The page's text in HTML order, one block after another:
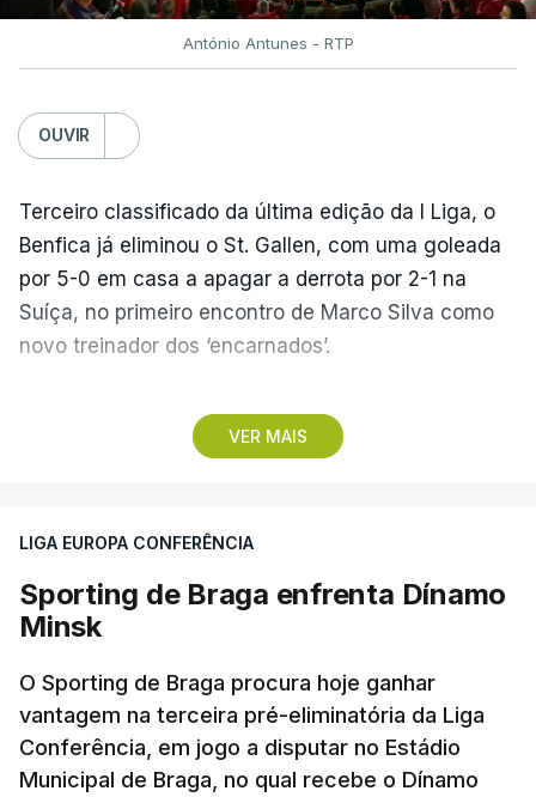
António Antunes - RTP
OUVIR
VER MAIS
Terceiro classificado da última edição da I Liga, o
Benfica já eliminou o St. Gallen, com uma goleada
por 5-0 em casa a apagar a derrota por 2-1 na
Suíça, no primeiro encontro de Marco Silva como
novo treinador dos ‘encarnados’.
Pela frente, as ‘águias’ vão ter agora o vice-
campeão escocês, que tem o português Cláudio
de serem eliminados pelos austríacos do Sturm
Graz, com um agregado de 6-0.
equipa relegada da ‘Champions’, o derrotado do
encontro entre Aarhus, campeão dinamarquês, ou
o Sabah, campeão do Azerbaijão, sendo que, em
caso de afastamento, os 'encarnados' caem para o
LIGA EUROPA CONFERÊNCIA
Sporting de Braga enfrenta Dínamo
Minsk
O Sporting de Braga procura hoje ganhar
vantagem na terceira pré-eliminatória da Liga
Conferência, em jogo a disputar no Estádio
Municipal de Braga, no qual recebe o Dínamo